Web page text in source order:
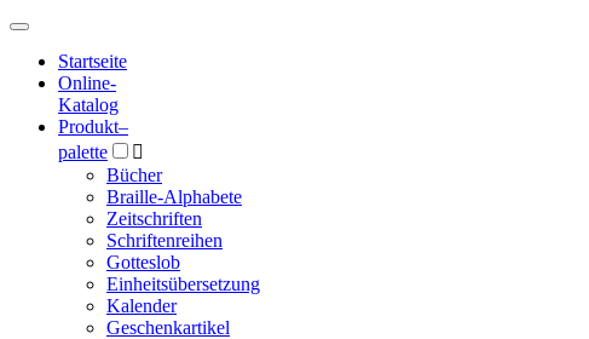
Hauptmenü
Hauptmenü
Startseite
Online-
Katalog
Produkt–
palette

Bücher
Braille-Alphabete
Zeitschriften
Schriftenreihen
Gotteslob
Einheitsübersetzung
Kalender
Geschenkartikel